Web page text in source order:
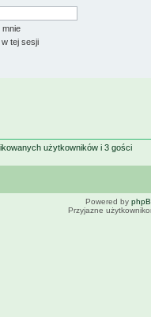
mnie
tej sesji
użytkowników i 3 gości
Powered by
Przyjazne